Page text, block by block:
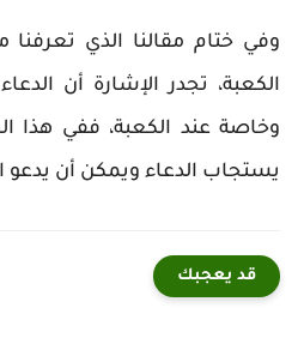
وفي ختام مقالنا الذي تعرفنا
الكعبة، تجدر الإشارة أن
وخاصة عند الكعبة، ففي هذا
يستجاب الدعاء ويمكن أن
قد يعجبك